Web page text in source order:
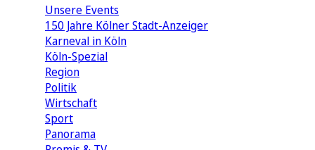
Unsere Events
150 Jahre Kölner Stadt-Anzeiger
Karneval in Köln
Köln-Spezial
Region
Politik
Wirtschaft
Sport
Panorama